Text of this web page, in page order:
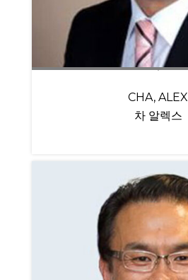
CHA, ALEX
차 알렉스